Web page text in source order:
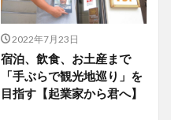
2022年7月23日
宿泊、飲食、お土産まで
「手ぶらで観光地巡り」を
目指す【起業家から君へ】